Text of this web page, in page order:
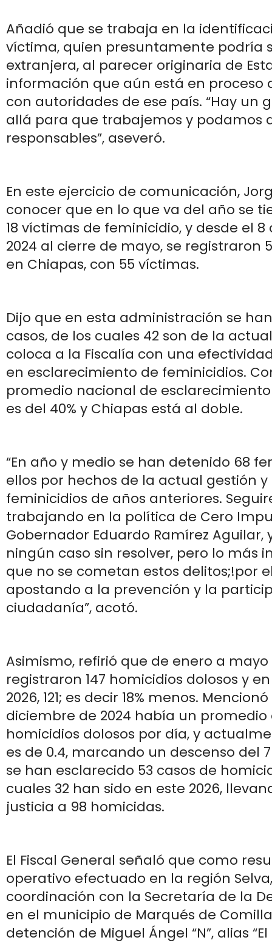
Añadió que se trabaja en la
víctima, quien presuntamente podría
extranjera, al parecer originaria de
información que aún está en proceso
con autoridades de ese país. “Hay un
allá para que trabajemos y podamos
responsables”, aseveró.
En este ejercicio de comunicación,
conocer que en lo que va del año se
18 víctimas de feminicidio, y desde el
2024 al cierre de mayo, se registraron
en Chiapas, con 55 víctimas.
Dijo que en esta administración se
casos, de los cuales 42 son de la
coloca a la Fiscalía con una
en esclarecimiento de feminicidios.
promedio nacional de
es del 40% y Chiapas está al doble.
“En año y medio se han detenido 68
ellos por hechos de la actual gestión y
feminicidios de años anteriores.
trabajando en la política de Cero
Gobernador Eduardo Ramírez Aguilar,
ningún caso sin resolver, pero lo más
que no se cometan estos delitos;!por
apostando a la prevención y la
ciudadanía”, acotó.
Asimismo, refirió que de enero a mayo
registraron 147 homicidios dolosos y
2026, 121; es decir 18% menos.
diciembre de 2024 había un promedio
homicidios dolosos por día, y
es de 0.4, marcando un descenso del
se han esclarecido 53 casos de
cuales 32 han sido en este 2026,
justicia a 98 homicidas.
El Fiscal General señaló que como
operativo efectuado en la región
coordinación con la Secretaría de la
en el municipio de Marqués de
detención de Miguel Ángel “N”, alias “El